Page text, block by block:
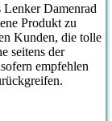
Damenrad
Produkt zu
Kunden, die tolle
seitens der
empfehlen